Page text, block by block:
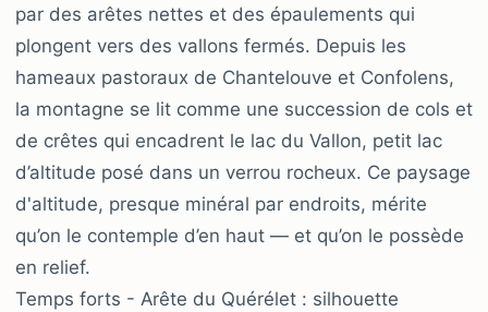
par des arêtes nettes et des épaulements qui
plongent vers des vallons fermés. Depuis les
hameaux pastoraux de Chantelouve et Confolens,
la montagne se lit comme une succession de cols et
de crêtes qui encadrent le lac du Vallon, petit lac
d’altitude posé dans un verrou rocheux. Ce paysage
d'altitude, presque minéral par endroits, mérite
qu’on le contemple d’en haut — et qu’on le possède
en relief.
Temps forts - Arête du Quérélet : silhouette